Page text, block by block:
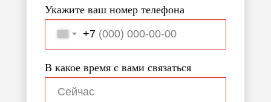
Укажите ваш номер телефона
+7
В какое время с вами связаться